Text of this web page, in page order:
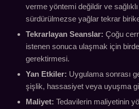
verme yöntemi değildir ve
sürdürülmezse yağlar tekrar
Tekrarlayan Seanslar: Çoğu
istenen sonuca ulaşmak için
gerektirmesi.
Yan Etkiler: Uygulama sonrası
şişlik, hassasiyet veya uyuşma
Maliyet: Tedavilerin maliyetinin